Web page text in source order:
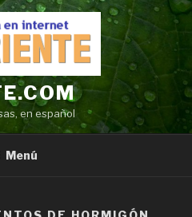
en español
Menú